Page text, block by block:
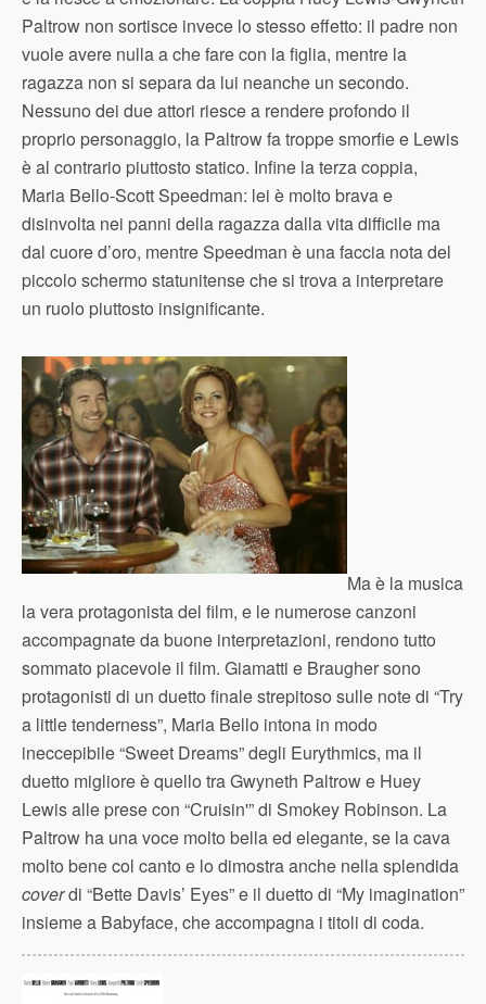
Paltrow non sortisce invece lo stesso effetto: il padre non
vuole avere nulla a che fare con la figlia, mentre la
ragazza non si separa da lui neanche un secondo.
Nessuno dei due attori riesce a rendere profondo il
proprio personaggio, la Paltrow fa troppe smorfie e Lewis
è al contrario piuttosto statico. Infine la terza coppia,
Maria Bello-Scott Speedman: lei è molto brava e
disinvolta nei panni della ragazza dalla vita difficile ma
dal cuore d’oro, mentre Speedman è una faccia nota del
piccolo schermo statunitense che si trova a interpretare
un ruolo piuttosto insignificante.
Ma è la musica
la vera protagonista del film, e le numerose canzoni
accompagnate da buone interpretazioni, rendono tutto
sommato piacevole il film. Giamatti e Braugher sono
protagonisti di un duetto finale strepitoso sulle note di “Try
a little tenderness”, Maria Bello intona in modo
ineccepibile “Sweet Dreams” degli Eurythmics, ma il
duetto migliore è quello tra Gwyneth Paltrow e Huey
Lewis alle prese con “Cruisin'” di Smokey Robinson. La
Paltrow ha una voce molto bella ed elegante, se la cava
molto bene col canto e lo dimostra anche nella splendida
coverdi “Bette Davis’ Eyes” e il duetto di “My imagination”
insieme a Babyface, che accompagna i titoli di coda.